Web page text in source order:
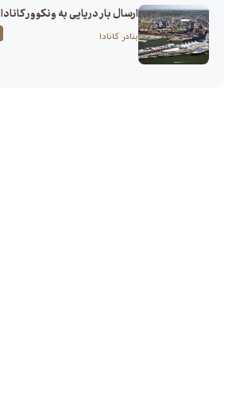
ارسال بار دریایی به ونکوور کانادا
بنادر کانادا